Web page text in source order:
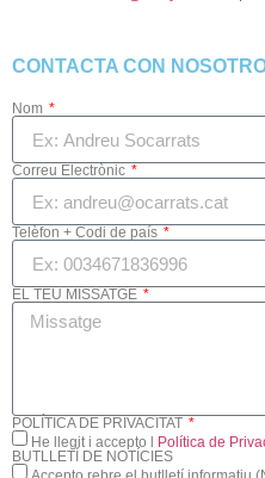
CONTACTA CON
Nom
Correu Electrònic
Telèfon + Codi de país
EL TEU MISSATGE
POLÍTICA DE PRIVACITAT
He llegit i accepto l
Política de
BUTLLETÍ DE NOTÍCIES